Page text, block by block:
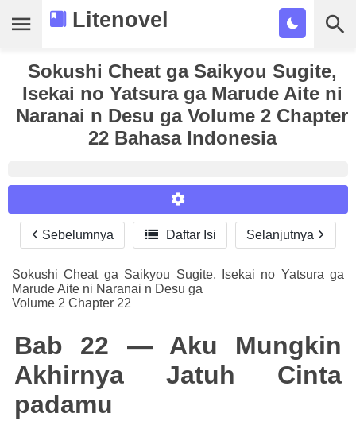
Litenovel
Daftar Novel
Tamat
Cari
Sokushi Cheat ga Saikyou Sugite,
Isekai no Yatsura ga Marude Aite ni
Naranai n Desu ga Volume 2 Chapter
22 Bahasa Indonesia
Reader Settings
Font :
Titillium Web
Arial
Times New Roman
A-
A+
Sebelumnya  Daftar Isi Selanjutnya
Sokushi Cheat ga Saikyou Sugite, Isekai no Yatsura ga
Marude Aite ni Naranai n Desu ga
Volume 2 Chapter 22
Bab 22 — Aku Mungkin
Akhirnya Jatuh Cinta
padamu